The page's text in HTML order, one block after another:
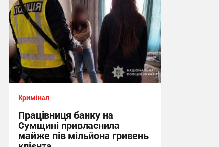
Кримінал
Працівниця банку на
Сумщині привласнила
майже пів мільйона гривень